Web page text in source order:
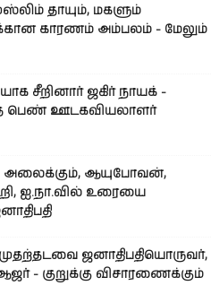
தாயும், மகளும்
காரணம் அம்பலம் - மேலும்
சீறினார் ஜகிர் நாயக் -
பெண் ஊடகவியலாளர்
ஆயுபோவன்,
ஐ.நா.வில் உரையை
ஜனாதிபதியொருவர்,
- குறுக்கு விசாரணைக்கும்